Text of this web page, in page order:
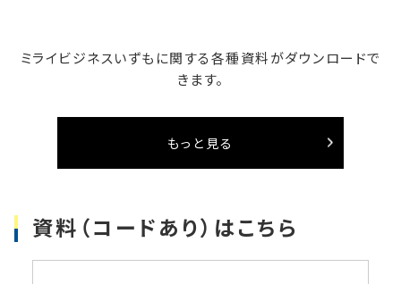
ミライビジネスいずもに関する各種資料がダウンロードで
きます。
もっと見る
資料（コードあり）はこちら